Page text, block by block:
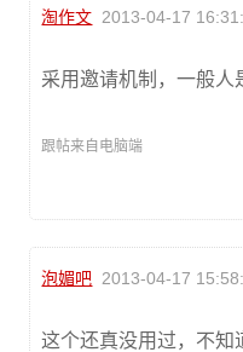
淘作文 2013-04-17
采用邀请机制，一般人
跟帖来自电脑端
泡媚吧 2013-04-17
这个还真没用过，不知